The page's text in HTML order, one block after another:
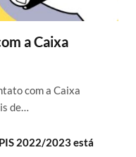
a Caixa
com a Caixa
de…
2022/2023 está